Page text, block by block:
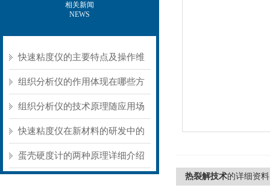
相关新闻
NEWS
快速粘度仪的主要特点及操作维
护方式
组织分析仪的作用体现在哪些方
面？
组织分析仪的技术原理随应用场
景不同存在明显差异
快速粘度仪在新材料的研发中的
应用
蛋壳硬度计的两种原理详细介绍
热裂解技术的详细资